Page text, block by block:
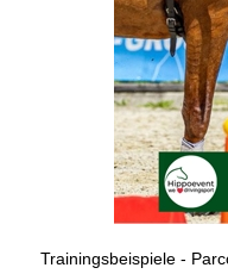
Trainingsbeispiele -